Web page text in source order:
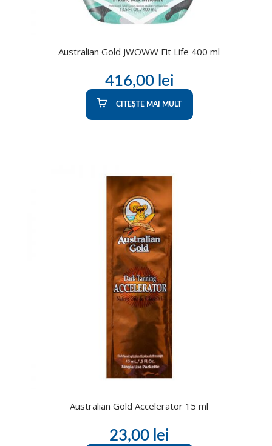
Australian Gold JWOWW Fit Life 400 ml
416,00 lei
CITEȘTE MAI MULT
Australian Gold Accelerator 15 ml
23,00 lei